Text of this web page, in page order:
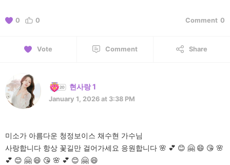
0 0 Comment 0
Vote Comment Share
현사랑 1
January 1, 2026 at 3:38 PM
미소가 아름다운 청정보이스 채수현 가수님
사랑합니다 항상 꽃길만 걸어가세요 응원합니다 🌸 💕 😊 🤗 😄 😘 🌸
💕 😊 🤗 😄 😘 🌸 💕 😊 🤗 😄